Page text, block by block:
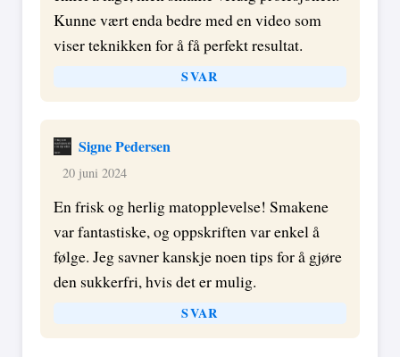
Kunne vært enda bedre med en video som
viser teknikken for å få perfekt resultat.
SVAR
Signe Pedersen
20 juni 2024
En frisk og herlig matopplevelse! Smakene
var fantastiske, og oppskriften var enkel å
følge. Jeg savner kanskje noen tips for å gjøre
den sukkerfri, hvis det er mulig.
SVAR